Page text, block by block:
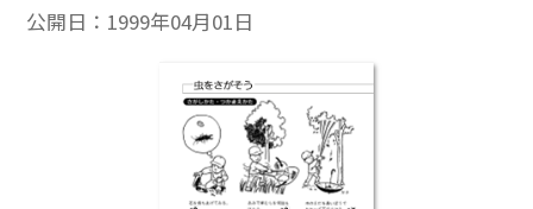
公開日： 1999年04月01日